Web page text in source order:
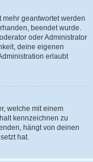
geantwortet werden
beendet wurde.
oder Administrator
deine eigenen
erlaubt
welche mit einem
kennzeichnen zu
hängt von deinen
hat.